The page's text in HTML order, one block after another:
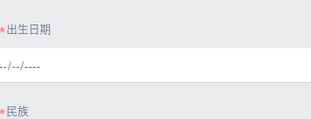
出生日期
民族